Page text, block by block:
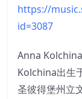
https://
id=3087
Anna
Kolchina出生
圣彼得堡州立